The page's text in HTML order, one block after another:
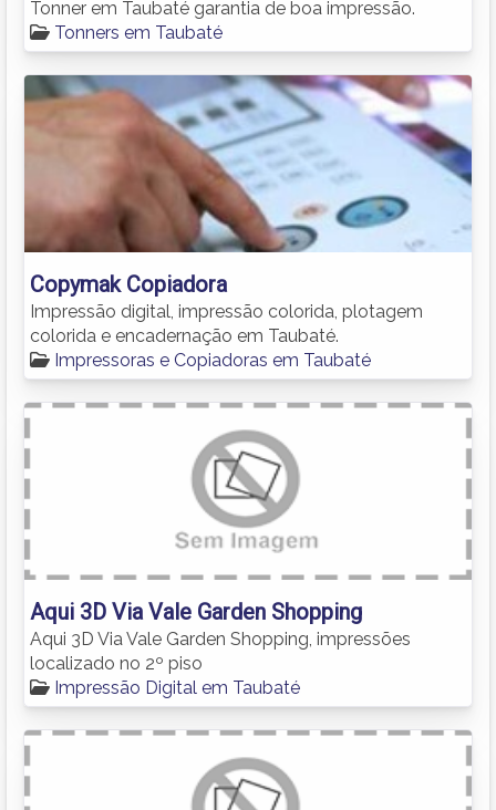
Tonner em Taubaté garantia de boa impressão.
Tonners em Taubaté
Copymak Copiadora
Impressão digital, impressão colorida, plotagem
colorida e encadernação em Taubaté.
Impressoras e Copiadoras em Taubaté
Aqui 3D Via Vale Garden Shopping
Aqui 3D Via Vale Garden Shopping, impressões
localizado no 2º piso
Impressão Digital em Taubaté